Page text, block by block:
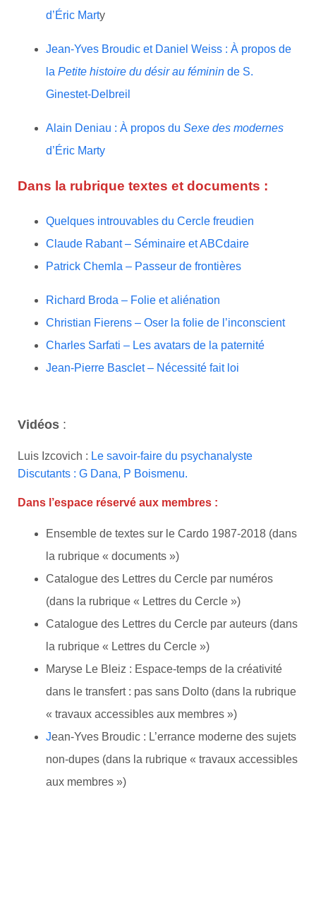
d’Éric Marty
Jean-Yves Broudic et Daniel Weiss : À propos de
la Petite histoire du désir au féminin de S.
Ginestet-Delbreil
Alain Deniau : À propos du Sexe des modernes
d’Éric Marty
Dans la rubrique textes et documents :
Quelques introuvables du Cercle freudien
Claude Rabant – Séminaire et ABCdaire
Patrick Chemla – Passeur de frontières
Richard Broda – Folie et aliénation
Christian Fierens – Oser la folie de l’inconscient
Charles Sarfati – Les avatars de la paternité
Jean-Pierre Basclet – Nécessité fait loi
Vidéos :
Luis Izcovich : Le savoir-faire du psychanalyste
Discutants : G Dana, P Boismenu.
Dans l’espace réservé aux membres :
Ensemble de textes sur le Cardo 1987-2018 (dans
la rubrique « documents »)
Catalogue des Lettres du Cercle par numéros
(dans la rubrique « Lettres du Cercle »)
Catalogue des Lettres du Cercle par auteurs (dans
la rubrique « Lettres du Cercle »)
Maryse Le Bleiz : Espace-temps de la créativité
dans le transfert : pas sans Dolto (dans la rubrique
« travaux accessibles aux membres »)
Jean-Yves Broudic : L’errance moderne des sujets
non-dupes (dans la rubrique « travaux accessibles
aux membres »)